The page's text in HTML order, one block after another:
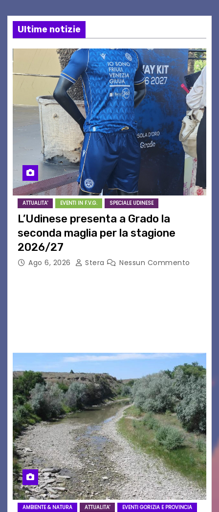
Ultime notizie
ATTUALITA' EVENTI IN F.V.G. SPECIALE UDINESE
L’Udinese presenta a Grado la
seconda maglia per la stagione
2026/27
Ago 6, 2026 Stera Nessun Commento
AMBIENTE & NATURA ATTUALITA' EVENTI GORIZIA E PROVINCIA